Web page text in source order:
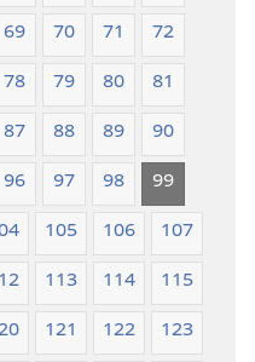
69 70 71
72
78 79 80
81
87 88 89
90
96 97 98
99
105 106
107
113 114
115
121 122
123